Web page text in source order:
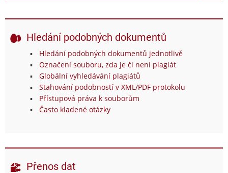
Hledání podobných dokumentů
Hledání podobných dokumentů jednotlivě
Označení souboru, zda je či není plagiát
Globální vyhledávání plagiátů
Stahování podobností v XML/PDF protokolu
Přístupová práva k souborům
Často kladené otázky
Přenos dat